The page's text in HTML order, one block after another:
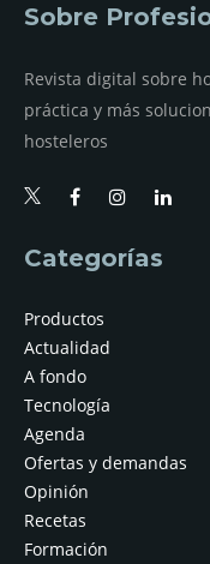
Sobre
Revista digital sobre
práctica y más
hosteleros
Categorías
Productos
Actualidad
A fondo
Tecnología
Agenda
Ofertas y demandas
Opinión
Recetas
Formación